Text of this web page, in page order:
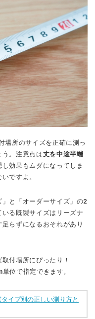
場所のサイズを正確に測っ
。注意点は丈を中途半端
効果もムダになってしま
ですよ。
と「オーダーサイズ」の2
る既製サイズはリーズナ
らずになるおそれがあり
付場所にぴったり！
位で指定できます。
イプ別の正しい測り方と